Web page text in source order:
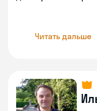
Читать дальше